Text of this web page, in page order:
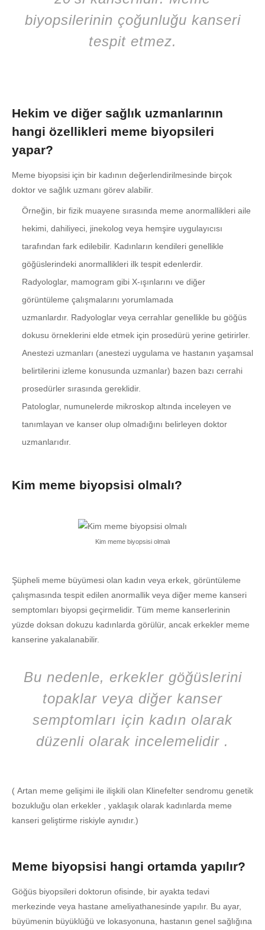
biyopsilerinin çoğunluğu kanseri
tespit etmez.
Hekim ve diğer sağlık uzmanlarının
hangi özellikleri meme biyopsileri
yapar?
Meme biyopsisi için bir kadının değerlendirilmesinde birçok
doktor ve sağlık uzmanı görev alabilir.
Örneğin, bir fizik muayene sırasında meme anormallikleri aile
hekimi, dahiliyeci, jinekolog veya hemşire uygulayıcısı
tarafından fark edilebilir. Kadınların kendileri genellikle
göğüslerindeki anormallikleri ilk tespit edenlerdir.
Radyologlar, mamogram gibi X-ışınlarını ve diğer
görüntüleme çalışmalarını yorumlamada
uzmanlardır. Radyologlar veya cerrahlar genellikle bu göğüs
dokusu örneklerini elde etmek için prosedürü yerine getirirler.
Anestezi uzmanları (anestezi uygulama ve hastanın yaşamsal
belirtilerini izleme konusunda uzmanlar) bazen bazı cerrahi
prosedürler sırasında gereklidir.
Patologlar, numunelerde mikroskop altında inceleyen ve
tanımlayan ve kanser olup olmadığını belirleyen doktor
uzmanlarıdır.
Kim meme biyopsisi olmalı?
Kim meme biyopsisi olmalı
Şüpheli meme büyümesi olan kadın veya erkek, görüntüleme
çalışmasında tespit edilen anormallik veya diğer meme kanseri
semptomları biyopsi geçirmelidir. Tüm meme kanserlerinin
yüzde doksan dokuzu kadınlarda görülür, ancak erkekler meme
kanserine yakalanabilir.
Bu nedenle, erkekler göğüslerini
topaklar veya diğer kanser
semptomları için kadın olarak
düzenli olarak incelemelidir .
( Artan meme gelişimi ile ilişkili olan Klinefelter sendromu genetik
bozukluğu olan erkekler , yaklaşık olarak kadınlarda meme
kanseri geliştirme riskiyle aynıdır.)
Meme biyopsisi hangi ortamda yapılır?
Göğüs biyopsileri doktorun ofisinde, bir ayakta tedavi
merkezinde veya hastane ameliyathanesinde yapılır. Bu ayar,
büyümenin büyüklüğü ve lokasyonuna, hastanın genel sağlığına